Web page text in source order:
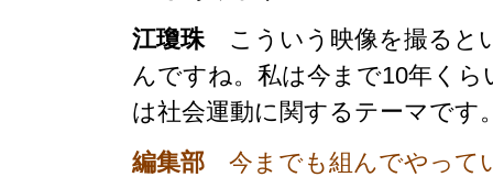
江瓊珠こういう映像を撮ると
んですね。私は今まで10年く
は社会運動に関するテーマです
編集部 今までも組んでやって